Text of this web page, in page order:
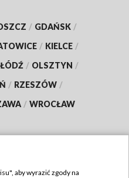
/ GDAŃSK /
/ KIELCE /
ŁÓDŹ / OLSZTYN /
/ RZESZÓW /
/ WROCŁAW
aby wyrazić zgody na